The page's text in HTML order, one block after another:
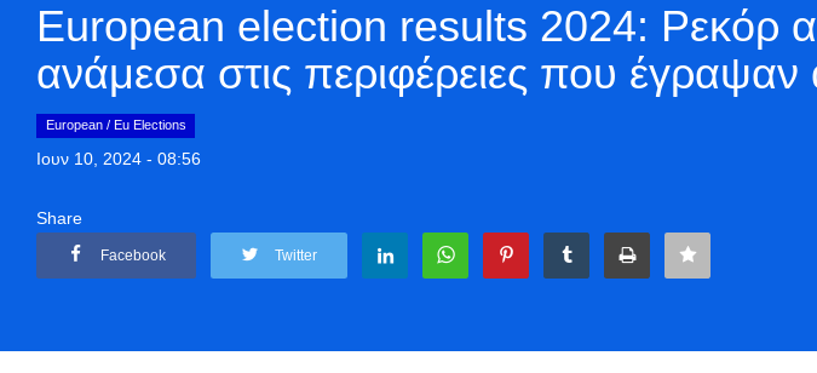
European election results 2024: Ρεκόρ
ανάμεσα στις περιφέρειες που
European / Eu Elections
Ιουν 10, 2024 - 08:56
Share
Facebook Twitter